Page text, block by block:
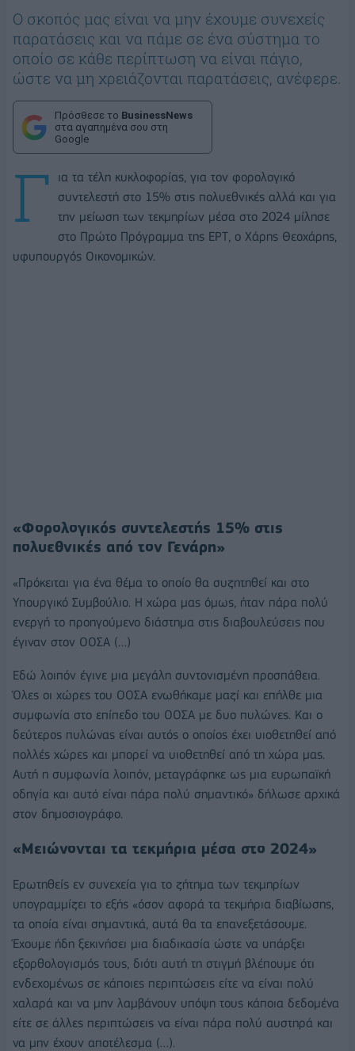
Ο σκοπός μας είναι να μην έχουμε συνεχείς
παρατάσεις και να πάμε σε ένα σύστημα το
οποίο σε κάθε περίπτωση να είναι πάγιο,
ώστε να μη χρειάζονται παρατάσεις, ανέφερε.
Πρόσθεσε το BusinessNews
στα αγαπημένα σου στη
Google
Γ
ια τα τέλη κυκλοφορίας, για τον φορολογικό
συντελεστή στο 15% στις πολυεθνικές αλλά και για
την μείωση των τεκμηρίων μέσα στο 2024 μίλησε
στο Πρώτο Πρόγραμμα της ΕΡΤ, o Χάρης Θεοχάρης,
υφυπουργός Οικονομικών.
«Φορολογικός συντελεστής 15% στις
πολυεθνικές από τον Γενάρη»
«Πρόκειται για ένα θέμα το οποίο θα συζητηθεί και στο
Υπουργικό Συμβούλιο. Η χώρα μας όμως, ήταν πάρα πολύ
ενεργή το προηγούμενο διάστημα στις διαβουλεύσεις που
έγιναν στον ΟΟΣΑ (…)
Εδώ λοιπόν έγινε μια μεγάλη συντονισμένη προσπάθεια.
Όλες οι χώρες του ΟΟΣΑ ενωθήκαμε μαζί και επήλθε μια
συμφωνία στο επίπεδο του ΟΟΣΑ με δυο πυλώνες. Και ο
δεύτερος πυλώνας είναι αυτός ο οποίος έχει υιοθετηθεί από
πολλές χώρες και μπορεί να υιοθετηθεί από τη χώρα μας.
Αυτή η συμφωνία λοιπόν, μεταγράφηκε ως μια ευρωπαϊκή
οδηγία και αυτό είναι πάρα πολύ σημαντικό» δήλωσε αρχικά
στον δημοσιογράφο.
«Μειώνονται τα τεκμήρια μέσα στο 2024»
Ερωτηθείς εν συνεχεία για το ζήτημα των τεκμηρίων
υπογραμμίζει το εξής «όσον αφορά τα τεκμήρια διαβίωσης,
τα οποία είναι σημαντικά, αυτά θα τα επανεξετάσουμε.
Έχουμε ήδη ξεκινήσει μια διαδικασία ώστε να υπάρξει
εξορθολογισμός τους, διότι αυτή τη στιγμή βλέπουμε ότι
ενδεχομένως σε κάποιες περιπτώσεις είτε να είναι πολύ
χαλαρά και να μην λαμβάνουν υπόψη τους κάποια δεδομένα
είτε σε άλλες περιπτώσεις να είναι πάρα πολύ αυστηρά και
να μην έχουν αποτέλεσμα (…).